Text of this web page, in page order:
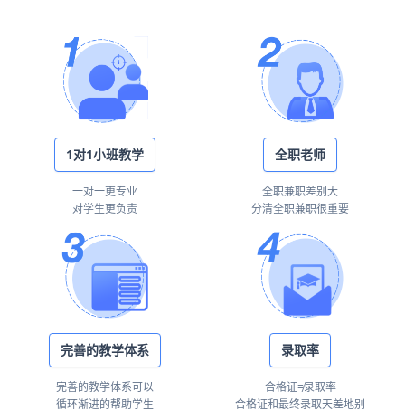
1对1小班教学
一对一更专业
对学生更负责
全职老师
全职兼职差别大
分清全职兼职很重要
完善的教学体系
完善的教学体系可以
循环渐进的帮助学生
录取率
合格证≠录取率
合格证和最终录取天差地别